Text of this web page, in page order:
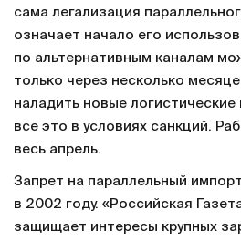
сама легализация
означает начало его
по альтернативным каналам
только через несколько
наладить новые логистические
все это в условиях санкций.
весь апрель.
Запрет на параллельный
в 2002 году. «Российская
защищает интересы крупных